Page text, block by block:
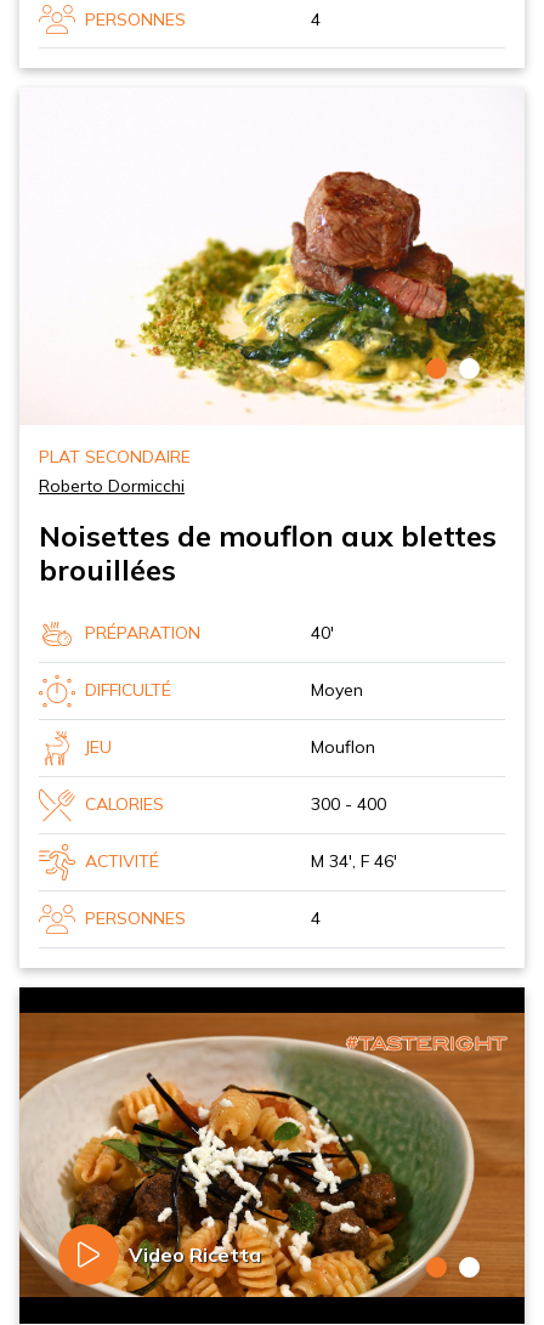
PERSONNES 4
PLAT SECONDAIRE
Roberto Dormicchi
Noisettes de mouflon aux blettes
brouillées
PRÉPARATION 40'
DIFFICULTÉ Moyen
JEU Mouflon
CALORIES 300 - 400
ACTIVITÉ M 34', F 46'
PERSONNES 4
Video Ricetta